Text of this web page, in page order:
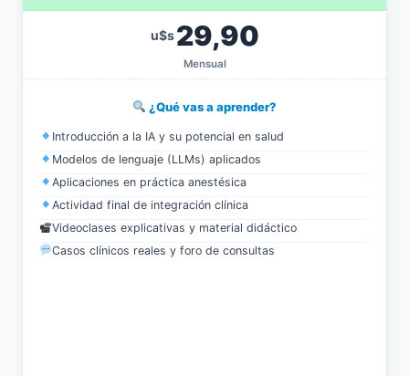
u$s 29,90
Mensual
¿Qué vas a aprender?
Introducción a la IA y su potencial en salud
Modelos de lenguaje (LLMs) aplicados
Aplicaciones en práctica anestésica
Actividad final de integración clínica
Videoclases explicativas y material didáctico
Casos clínicos reales y foro de consultas